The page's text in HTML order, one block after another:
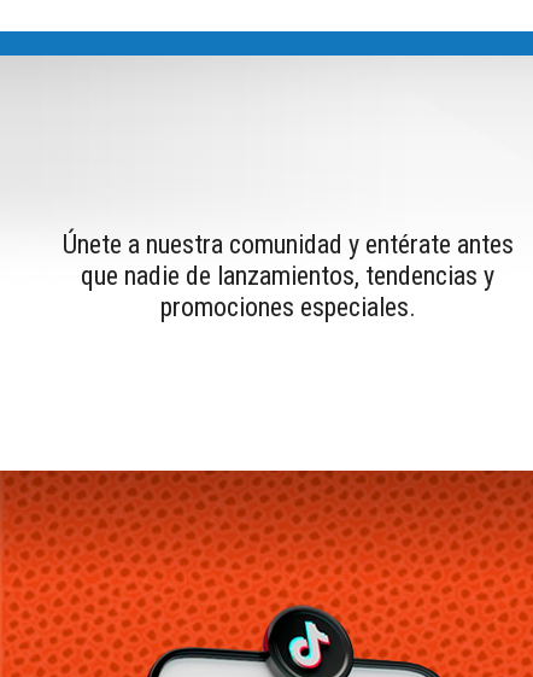
Únete a nuestra comunidad y entérate antes
que nadie de lanzamientos, tendencias y
promociones especiales.